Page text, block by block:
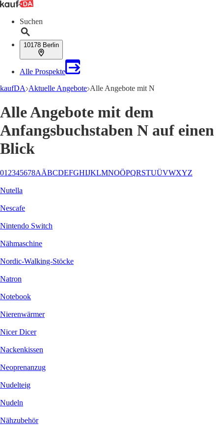
Suchen
10178 Berlin
Alle Prospekte
kaufDA Aktuelle Angebote Alle Angebote mit N
Alle Angebote mit dem
Anfangsbuchstaben N auf einen
Blick
01 2345678AÄBCDEFGHIJKLMNOÖPQRSTUÜVWXYZ
Nutella
Nescafe
Nintendo Switch
Nähmaschine
Nordic-Walking-Stöcke
Natron
Notebook
Nierenwärmer
Nicer Dicer
Nackenkissen
Neoprenanzug
Nudelteig
Nudeln
Nähzubehör